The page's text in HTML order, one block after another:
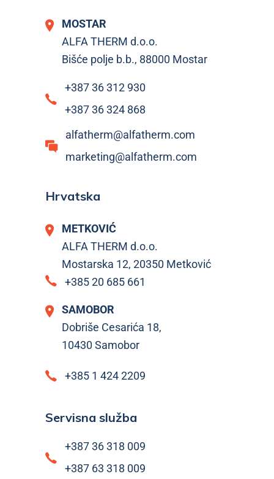
MOSTAR
ALFA THERM d.o.o.
Bišće polje b.b., 88000 Mostar
+387 36 312 930
+387 36 324 868
alfatherm@alfatherm.com
marketing@alfatherm.com
Hrvatska
METKOVIĆ
ALFA THERM d.o.o.
Mostarska 12, 20350 Metković
+385 20 685 661
SAMOBOR
Dobriše Cesarića 18,
10430 Samobor
+385 1 424 2209
Servisna služba
+387 36 318 009
+387 63 318 009